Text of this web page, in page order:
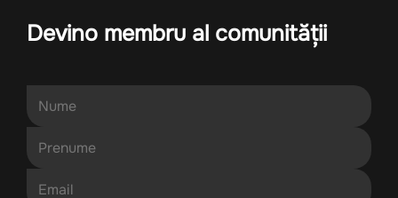
Devino membru al comunității